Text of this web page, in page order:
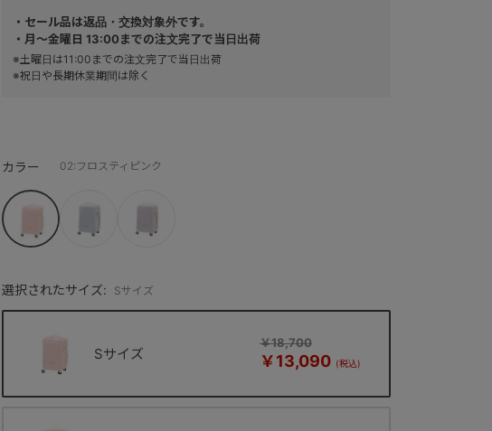
選択されたサイズ: Sサイズ
Sサイズ
￥18,700
￥13,090
カラー 02:フロスティピンク
・セール品は返品・交換対象外です。
・月～金曜日 13:00までの注文完了で当日出荷
※土曜日は11:00までの注文完了で当日出荷
※祝日や長期休業期間は除く